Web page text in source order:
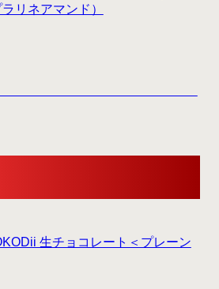
リネアマンド）
生チョコレート＜プレーン